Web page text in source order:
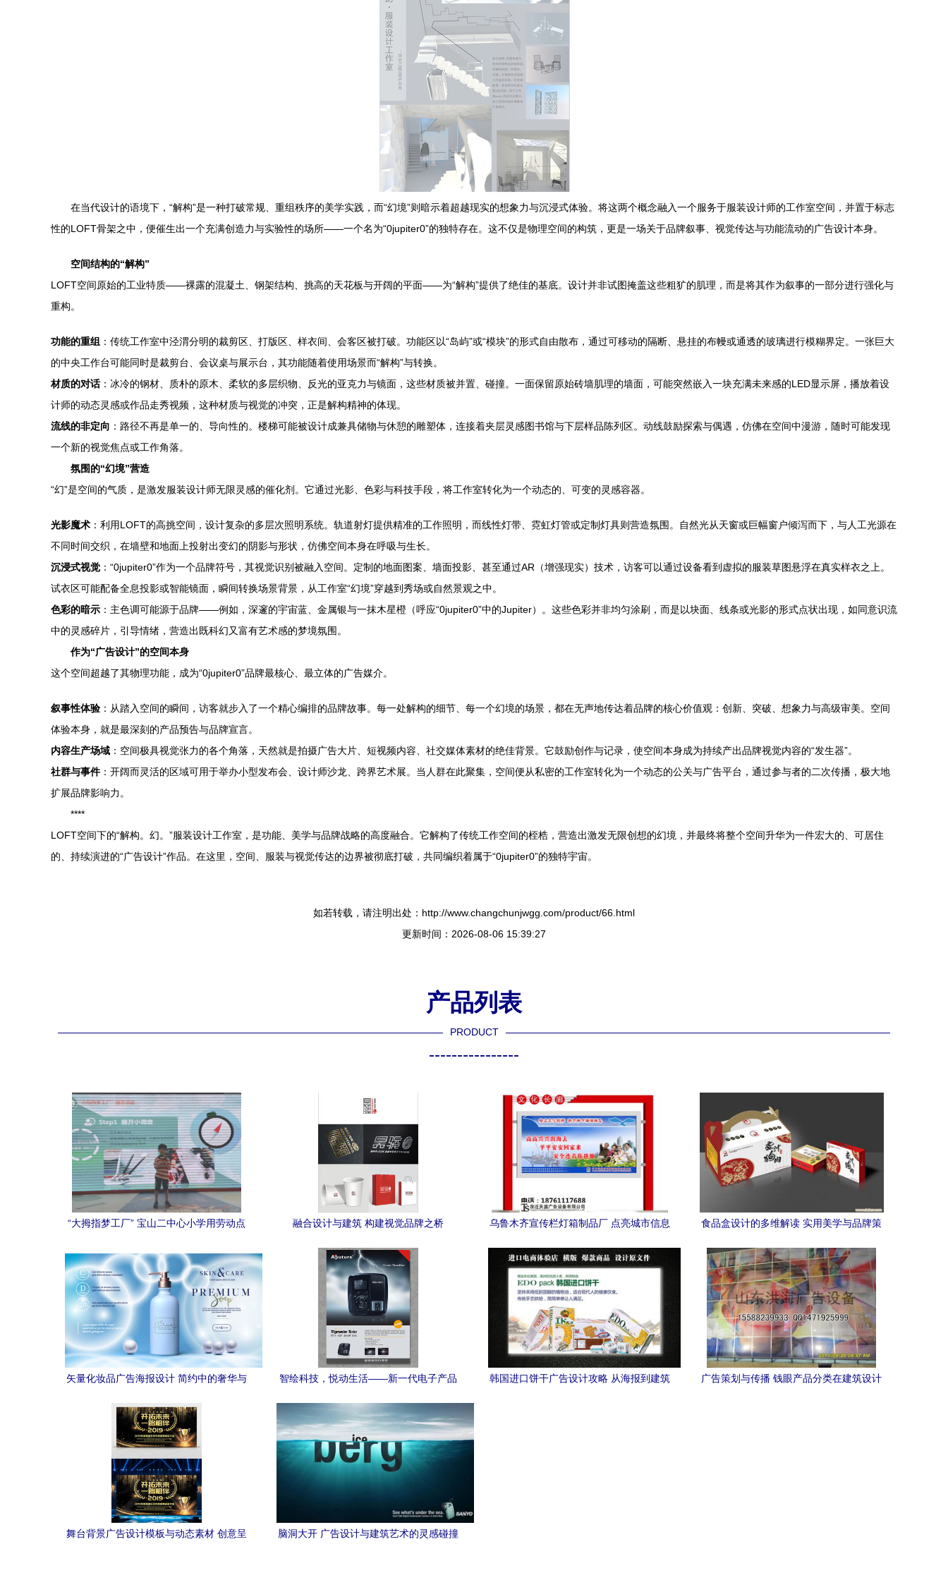
在当代设计的语境下，“解构”是一种打破常规、重组秩序的美学实践，而“幻境”则暗示着超越现实的想象力与沉浸式体验。将这两个概念融入一个服务于服装设计师的工作室空间，并置于标志
性的LOFT骨架之中，便催生出一个充满创造力与实验性的场所——一个名为“0jupiter0”的独特存在。这不仅是物理空间的构筑，更是一场关于品牌叙事、视觉传达与功能流动的广告设计本身。
空间结构的“解构”
LOFT空间原始的工业特质——裸露的混凝土、钢架结构、挑高的天花板与开阔的平面——为“解构”提供了绝佳的基底。设计并非试图掩盖这些粗犷的肌理，而是将其作为叙事的一部分进行强化与
重构。
功能的重组 ：传统工作室中泾渭分明的裁剪区、打版区、样衣间、会客区被打破。功能区以“岛屿”或“模块”的形式自由散布，通过可移动的隔断、悬挂的布幔或通透的玻璃进行模糊界定。一张巨大
的中央工作台可能同时是裁剪台、会议桌与展示台，其功能随着使用场景而“解构”与转换。
材质的对话：冰冷的钢材、质朴的原木、柔软的多层织物、反光的亚克力与镜面，这些材质被并置、碰撞。一面保留原始砖墙肌理的墙面，可能突然嵌入一块充满未来感的LED显示屏，播放着设
计师的动态灵感或作品走秀视频，这种材质与视觉的冲突，正是解构精神的体现。
流线的非定向 ：路径不再是单一的、导向性的。楼梯可能被设计成兼具储物与休憩的雕塑体，连接着夹层灵感图书馆与下层样品陈列区。动线鼓励探索与偶遇，仿佛在空间中漫游，随时可能发现
一个新的视觉焦点或工作角落。
氛围的“幻境”营造
“幻”是空间的气质，是激发服装设计师无限灵感的催化剂。它通过光影、色彩与科技手段，将工作室转化为一个动态的、可变的灵感容器。
光影魔术 ：利用LOFT的高挑空间，设计复杂的多层次照明系统。轨道射灯提供精准的工作照明，而线性灯带、霓虹灯管或定制灯具则营造氛围。自然光从天窗或巨幅窗户倾泻而下，与人工光源在
不同时间交织，在墙壁和地面上投射出变幻的阴影与形状，仿佛空间本身在呼吸与生长。
沉浸式视觉 ：“0jupiter0”作为一个品牌符号，其视觉识别被融入空间。定制的地面图案、墙面投影、甚至通过AR（增强现实）技术，访客可以通过设备看到虚拟的服装草图悬浮在真实样衣之上。
试衣区可能配备全息投影或智能镜面，瞬间转换场景背景，从工作室“幻境”穿越到秀场或自然景观之中。
色彩的暗示 ：主色调可能源于品牌——例如，深邃的宇宙蓝、金属银与一抹木星橙（呼应“0jupiter0”中的Jupiter）。这些色彩并非均匀涂刷，而是以块面、线条或光影的形式点状出现，如同意识流
中的灵感碎片，引导情绪，营造出既科幻又富有艺术感的梦境氛围。
作为“广告设计”的空间本身
这个空间超越了其物理功能，成为“0jupiter0”品牌最核心、最立体的广告媒介。
叙事性体验 ：从踏入空间的瞬间，访客就步入了一个精心编排的品牌故事。每一处解构的细节、每一个幻境的场景，都在无声地传达着品牌的核心价值观：创新、突破、想象力与高级审美。空间
体验本身，就是最深刻的产品预告与品牌宣言。
内容生产场域 ：空间极具视觉张力的各个角落，天然就是拍摄广告大片、短视频内容、社交媒体素材的绝佳背景。它鼓励创作与记录，使空间本身成为持续产出品牌视觉内容的“发生器”。
社群与事件：开阔而灵活的区域可用于举办小型发布会、设计师沙龙、跨界艺术展。当人群在此聚集，空间便从私密的工作室转化为一个动态的公关与广告平台，通过参与者的二次传播，极大地
扩展品牌影响力。
****
LOFT空间下的“解构。幻。”服装设计工作室，是功能、美学与品牌战略的高度融合。它解构了传统工作空间的桎梏，营造出激发无限创想的幻境，并最终将整个空间升华为一件宏大的、可居住
的、持续演进的“广告设计”作品。在这里，空间、服装与视觉传达的边界被彻底打破，共同编织着属于“0jupiter0”的独特宇宙。
如若转载，请注明出处：http://www.changchunjwgg.com/product/66.html
更新时间：2026-08-06 15:39:27
产品列表
PRODUCT
----------------
“大拇指梦工厂” 宝山二中心小学用劳动点
融合设计与建筑 构建视觉品牌之桥
乌鲁木齐宣传栏灯箱制品厂 点亮城市信息
食品盒设计的多维解读 实用美学与品牌策
矢量化妆品广告海报设计 简约中的奢华与
智绘科技，悦动生活——新一代电子产品
韩国进口饼干广告设计攻略 从海报到建筑
广告策划与传播 钱眼产品分类在建筑设计
舞台背景广告设计模板与动态素材 创意呈
脑洞大开 广告设计与建筑艺术的灵感碰撞